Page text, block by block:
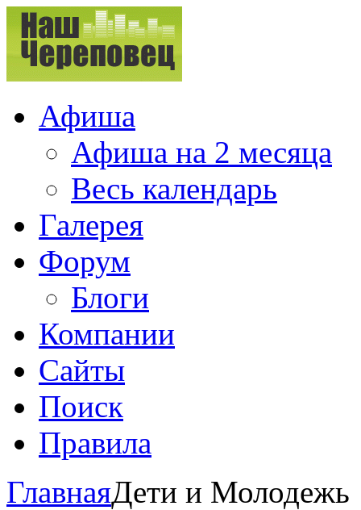
Афиша
Афиша на 2 месяца
Весь календарь
Галерея
Форум
Блоги
Компании
Сайты
Поиск
Правила
ГлавнаяДети и Молодежь